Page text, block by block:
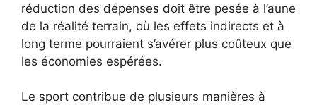
réduction des dépenses doit être pesée à l’aune
de la réalité terrain, où les effets indirects et à
long terme pourraient s’avérer plus coûteux que
les économies espérées.
Le sport contribue de plusieurs manières à